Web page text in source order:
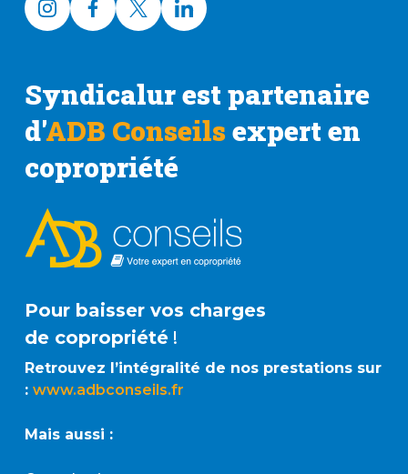
Syndicalur est partenaire
d'ADB Conseils expert en
copropriété
Pour baisser vos charges
de copropriété!
Retrouvez l’intégralité de nos prestations sur
: www.adbconseils.fr
Mais aussi :